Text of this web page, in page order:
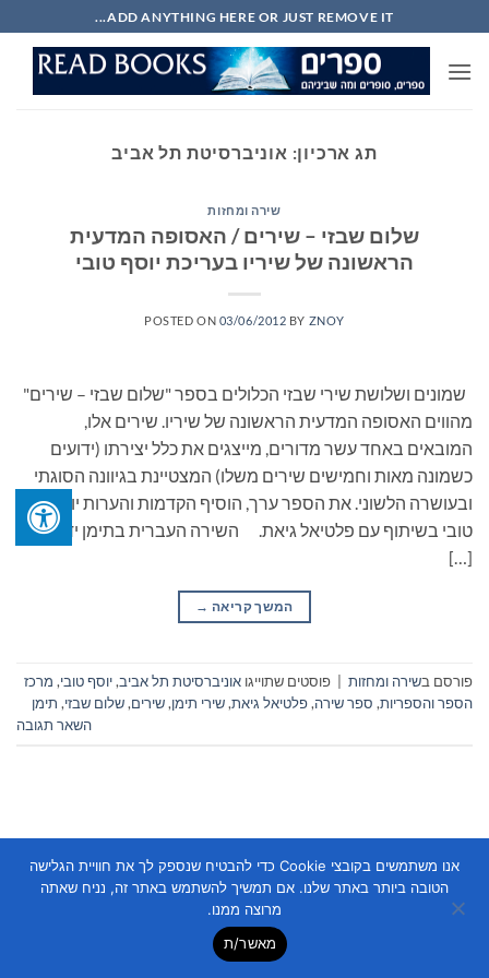
to
content
ADD ANYTHING HERE OR JUST REMOVE IT...
תג ארכיון: אוניברסיטת תל אביב
שירה ומחזות
שלום שבזי – שירים / האסופה המדעית
הראשונה של שיריו בעריכת יוסף טובי
POSTED ON 03/06/2012 BY ZNOY
שמונים ושלושת שירי שבזי הכלולים בספר "שלום שבזי – שירים"
מהווים האסופה המדעית הראשונה של שיריו. שירים אלו,
המובאים באחד עשר מדורים, מייצגים את כלל יצירתו (ידועים
כשמונה מאות וחמישים שירים משלו) המצטיינת בגיוונה הסוגתי
ובעושרה הלשוני. את הספר ערך, הוסיף הקדמות והערות יוסף
טובי בשיתוף עם פלטיאל גיאת. השירה העברית בתימן ידועה
[…]
המשך קריאה →
פורסם בשירה ומחזות פוסטים שתוייגו אוניברסיטת תל אביב,יוסף טובי, מרכז
הספר והספריות, ספר שירה,פלטיאל גיאת,שירי תימן,שירים,שלום שבזי, תימן
השאר תגובה
Copyright 2026 ©
אנו משתמשים בקובצי Cookie כדי להבטיח שנספק לך את חוויית הגלישה
הטובה ביותר באתר שלנו. אם תמשיך להשתמש באתר זה, נניח שאתה
מרוצה ממנו.
מאשר/ת